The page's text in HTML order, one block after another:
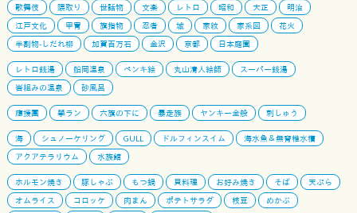
歌舞伎 隈取り 世話物 文楽 レトロ 昭和 大正
明治
江戸文化
甲冑 旗指物 忍者 城 家紋 家系図
花火
半割物-しだれ柳
加賀百万石 金沢 京都 日本庭園
レトロ銭湯 船岡温泉 ペンキ絵 丸山清人絵師
スーパー銭湯
岩組みの温泉
砂風呂
應援團 學ラン 六旗の下に 暴走族 ヤンキー全般 刺しゅう
海 シュノーケリング GULL ドルフィンスイム
海水魚＆無脊椎水槽
アクアテラリウム
水族館
ホルモン焼き 豚しゃぶ もつ鍋 貝料理 お好み焼き そば
天ぷら
オムライス
コロッケ 肉まん ポテトサラダ 枝豆
めかぶ